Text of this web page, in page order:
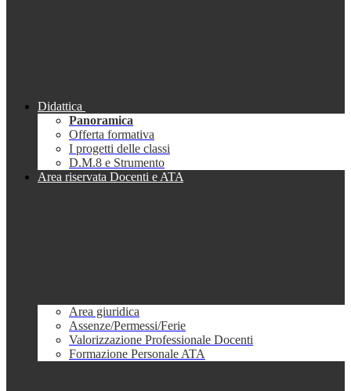
Didattica
Panoramica
Offerta formativa
I progetti delle classi
D.M.8 e Strumento
Area riservata Docenti e ATA
Area giuridica
Assenze/Permessi/Ferie
Valorizzazione Professionale Docenti
Formazione Personale ATA